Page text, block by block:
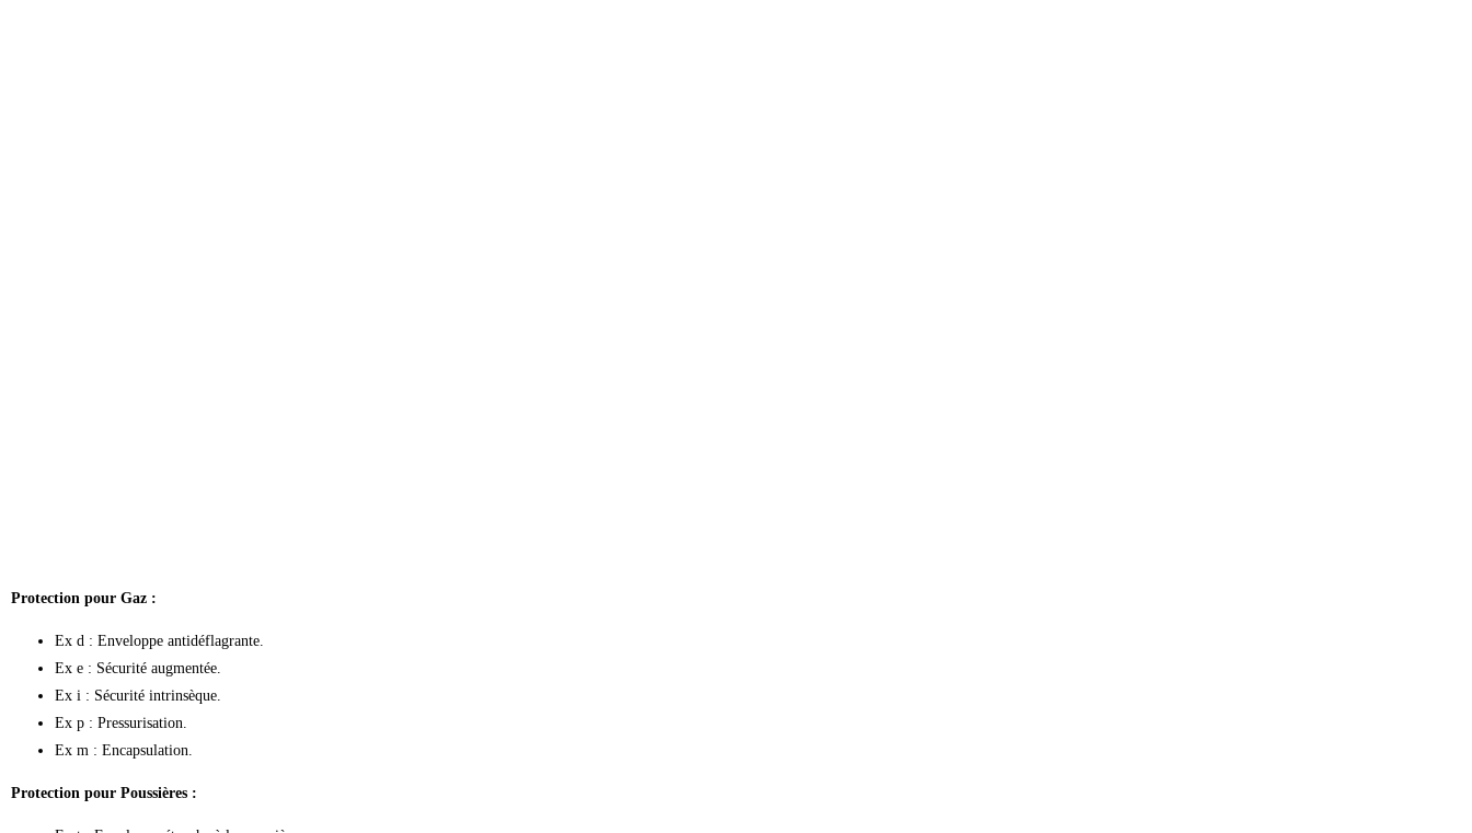
Protection pour Gaz :
Ex d : Enveloppe antidéflagrante.
Ex e : Sécurité augmentée.
Ex i : Sécurité intrinsèque.
Ex p : Pressurisation.
Ex m : Encapsulation.
Protection pour Poussières :